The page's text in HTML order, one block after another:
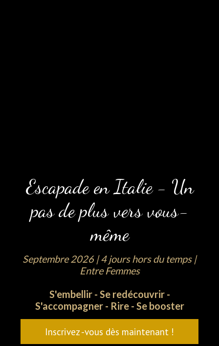
Escapade en Italie - Un
pas de plus vers vous-
même
Septembre 2026 | 4 jours hors du temps |
Entre Femmes
S'embellir - Se redécouvrir -
S'accompagner - Rire - Se booster
Inscrivez -vous dès maintenant !